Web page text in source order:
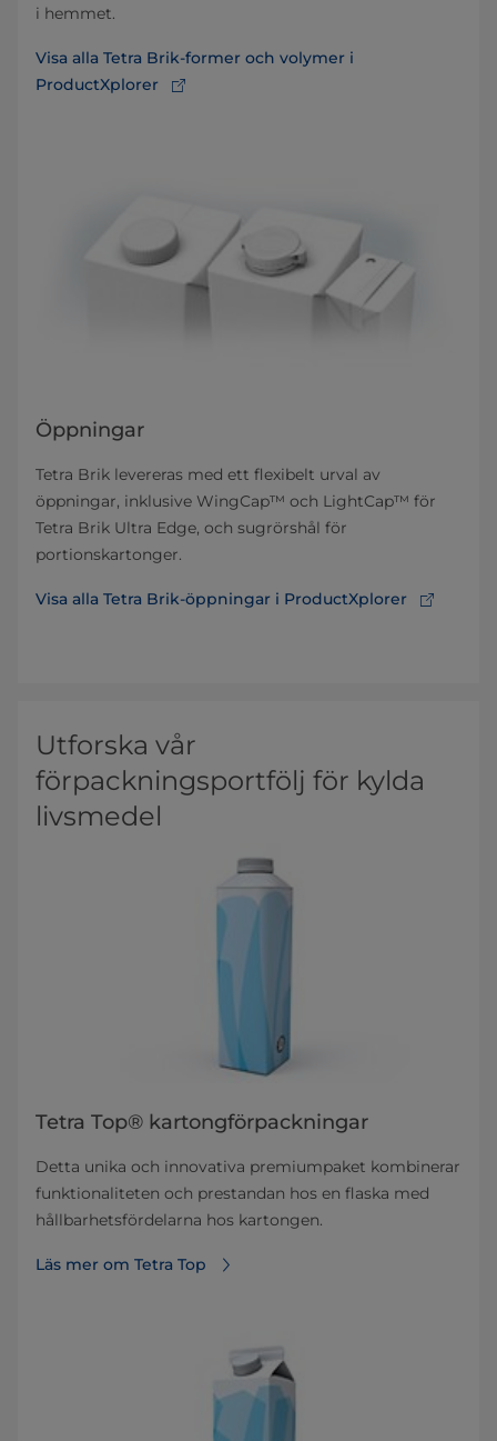
i hemmet.
Visa alla Tetra Brik-former och volymer i
ProductXplorer
Öppningar
Tetra Brik levereras med ett flexibelt urval av
öppningar, inklusive WingCap™ och LightCap™ för
Tetra Brik Ultra Edge, och sugrörshål för
portionskartonger.
Visa alla Tetra Brik-öppningar i ProductXplorer
Utforska vår
förpackningsportfölj för kylda
livsmedel
Tetra Top® kartongförpackningar
Detta unika och innovativa premiumpaket kombinerar
funktionaliteten och prestandan hos en flaska med
hållbarhetsfördelarna hos kartongen.
Läs mer om Tetra Top